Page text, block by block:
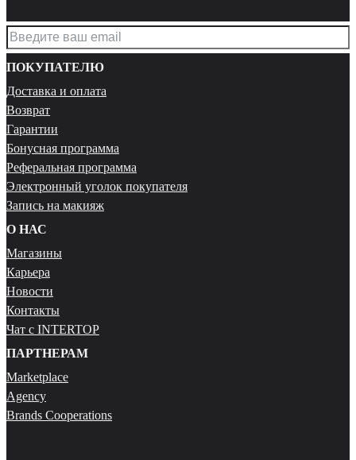
ПОКУПАТЕЛЮ
Доставка и оплата
Возврат
Гарантии
Бонусная программа
Реферальная программа
Электронный уголок покупателя
Запись на макияж
О НАС
Магазины
Карьера
Новости
Контакты
Чат с INTERTOP
ПАРТНЕРАМ
Marketplace
Agency
Brands Cooperations